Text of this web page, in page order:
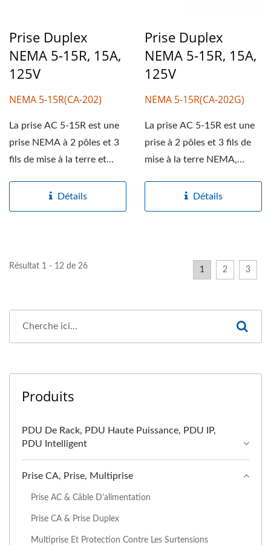
Prise Duplex
NEMA 5-15R, 15A,
125V
NEMA 5-15R(CA-202)
La prise AC 5-15R est une
prise NEMA à 2 pôles et 3
fils de mise à la terre et
Détails
Prise Duplex
NEMA 5-15R, 15A,
125V
NEMA 5-15R(CA-202G)
La prise AC 5-15R est une
prise à 2 pôles et 3 fils de
mise à la terre NEMA,
Détails
Résultat 1 - 12 de 26 1 2 3
Produits
PDU De Rack, PDU Haute Puissance, PDU IP,
PDU Intelligent
Prise CA, Prise, Multiprise
Prise AC & Câble D'alimentation
Prise CA & Prise Duplex
Multiprise Et Protection Contre Les Surtensions